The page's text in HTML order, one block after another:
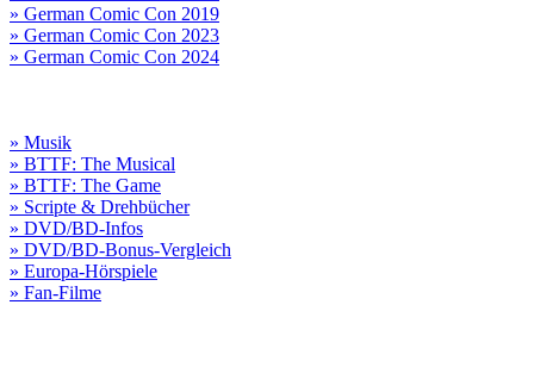
» German Comic Con 2019
» German Comic Con 2023
» German Comic Con 2024
» Musik
» BTTF: The Musical
» BTTF: The Game
» Scripte & Drehbücher
» DVD/BD-Infos
» DVD/BD-Bonus-Vergleich
» Europa-Hörspiele
» Fan-Filme